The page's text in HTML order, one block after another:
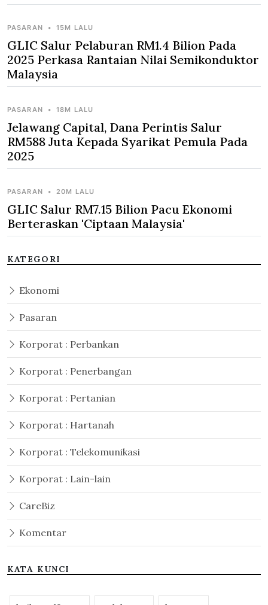
PASARAN • 15M LALU
GLIC Salur Pelaburan RM1.4 Bilion Pada
2025 Perkasa Rantaian Nilai Semikonduktor
Malaysia
PASARAN • 18M LALU
Jelawang Capital, Dana Perintis Salur
RM588 Juta Kepada Syarikat Pemula Pada
2025
PASARAN • 20M LALU
GLIC Salur RM7.15 Bilion Pacu Ekonomi
Berteraskan 'Ciptaan Malaysia'
KATEGORI
Ekonomi
Pasaran
Korporat : Perbankan
Korporat : Penerbangan
Korporat : Pertanian
Korporat : Hartanah
Korporat : Telekomunikasi
Korporat : Lain-lain
CareBiz
Komentar
KATA KUNCI